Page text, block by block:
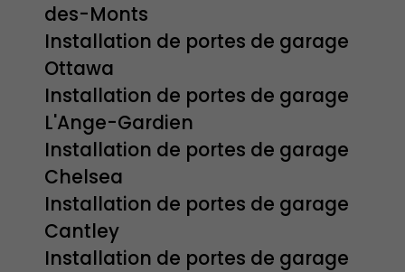
des-Monts
Installation de portes de garage
Ottawa
Installation de portes de garage
L'Ange-Gardien
Installation de portes de garage
Chelsea
Installation de portes de garage
Cantley
Installation de portes de garage